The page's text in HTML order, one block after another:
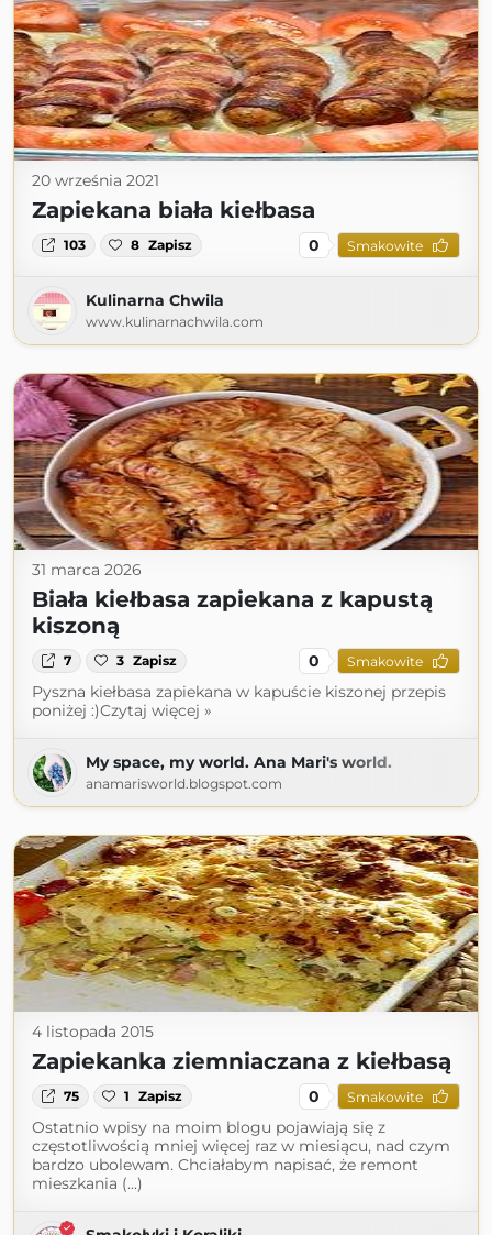
20 września 2021
Zapiekana biała kiełbasa
103 8 Zapisz 0 Smakowite
Kulinarna Chwila
www.kulinarnachwila.com
31 marca 2026
Biała kiełbasa zapiekana z kapustą
kiszoną
7 3 Zapisz 0 Smakowite
Pyszna kiełbasa zapiekana w kapuście kiszonej przepis
poniżej :)Czytaj więcej »
My space, my world. Ana Mari's world.
anamarisworld.blogspot.com
4 listopada 2015
Zapiekanka ziemniaczana z kiełbasą
75 1 Zapisz 0 Smakowite
Ostatnio wpisy na moim blogu pojawiają się z
częstotliwością mniej więcej raz w miesiącu, nad czym
bardzo ubolewam. Chciałabym napisać, że remont
mieszkania (...)